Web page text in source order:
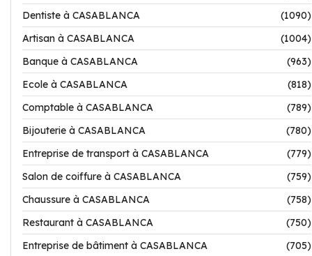
Dentiste à CASABLANCA
(1090)
Artisan à CASABLANCA
(1004)
Banque à CASABLANCA
(963)
Ecole à CASABLANCA
(818)
Comptable à CASABLANCA
(789)
Bijouterie à CASABLANCA
(780)
Entreprise de transport à CASABLANCA
(779)
Salon de coiffure à CASABLANCA
(759)
Chaussure à CASABLANCA
(758)
Restaurant à CASABLANCA
(750)
Entreprise de bâtiment à CASABLANCA
(705)